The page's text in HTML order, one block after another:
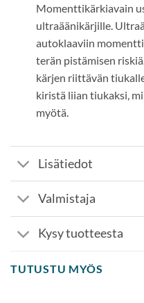
Momenttikärkiavain
ultraäänikärjille.
autoklaaviin
terän pistämisen
kärjen riittävän
kiristä liian tiukaksi,
myötä.
Lisätiedot
Valmistaja
Kysy tuotteesta
TUTUSTU MYÖS